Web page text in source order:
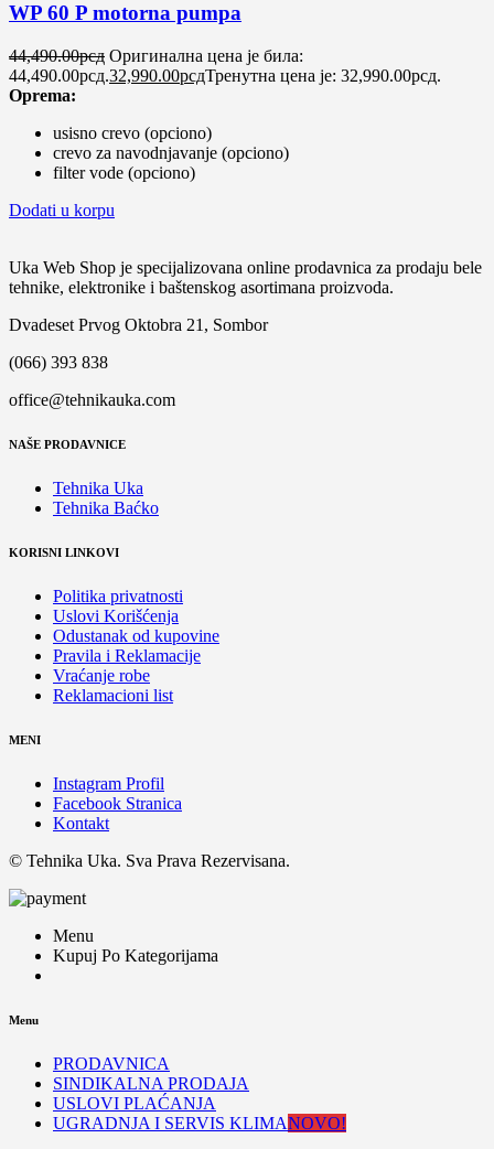
WP 60 P motorna pumpa
44,490.00рсд Оригинална цена је била:
44,490.00рсд.32,990.00рсдТренутна цена је: 32,990.00рсд.
Oprema:
usisno crevo (opciono)
crevo za navodnjavanje (opciono)
filter vode (opciono)
Dodati u korpu
Uka Web Shop je specijalizovana online prodavnica za prodaju bele
tehnike, elektronike i baštenskog asortimana proizvoda.
Dvadeset Prvog Oktobra 21, Sombor
(066) 393 838
office@tehnikauka.com
NAŠE PRODAVNICE
Tehnika Uka
Tehnika Baćko
KORISNI LINKOVI
Politika privatnosti
Uslovi Korišćenja
Odustanak od kupovine
Pravila i Reklamacije
Vraćanje robe
Reklamacioni list
MENI
Instagram Profil
Facebook Stranica
Kontakt
© Tehnika Uka. Sva Prava Rezervisana.
Menu
Kupuj Po Kategorijama
Menu
PRODAVNICA
SINDIKALNA PRODAJA
USLOVI PLAĆANJA
UGRADNJA I SERVIS KLIMANOVO!